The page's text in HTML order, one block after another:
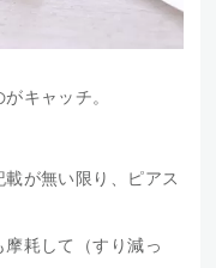
キャッチ。
が無い限り、ピアス
耗して（すり減っ